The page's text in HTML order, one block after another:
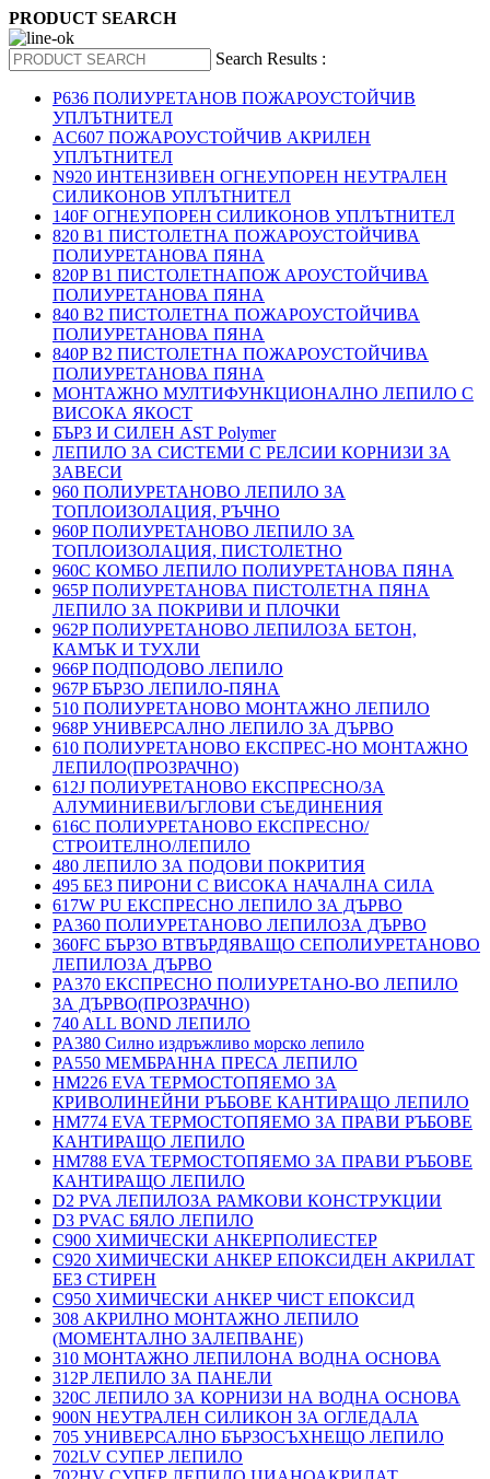
PRODUCT SEARCH
Search Results :
P636 ПОЛИУРЕТАНОВ ПОЖАРОУСТОЙЧИВ
УПЛЪТНИТЕЛ
AC607 ПОЖАРОУСТОЙЧИВ АКРИЛЕН
УПЛЪТНИТЕЛ
N920 ИНТЕНЗИВЕН ОГНЕУПОРЕН НЕУТРАЛЕН
СИЛИКОНОВ УПЛЪТНИТЕЛ
140F ОГНЕУПОРЕН СИЛИКОНОВ УПЛЪТНИТЕЛ
820 B1 ПИСТОЛЕТНА ПОЖАРОУСТОЙЧИВА
ПОЛИУРЕТАНОВА ПЯНА
820P B1 ПИСТОЛЕТНАПОЖ АРОУСТОЙЧИВА
ПОЛИУРЕТАНОВА ПЯНА
840 B2 ПИСТОЛЕТНА ПОЖАРОУСТОЙЧИВА
ПОЛИУРЕТАНОВА ПЯНА
840P B2 ПИСТОЛЕТНА ПОЖАРОУСТОЙЧИВА
ПОЛИУРЕТАНОВА ПЯНА
МОНТАЖНО МУЛТИФУНКЦИОНАЛНО ЛЕПИЛО С
ВИСОКА ЯКОСТ
БЪРЗ И СИЛЕН AST Polymer
ЛЕПИЛО ЗА СИСТЕМИ С РЕЛСИИ КОРНИЗИ ЗА
ЗАВЕСИ
960 ПОЛИУРЕТАНОВО ЛЕПИЛО ЗА
ТОПЛОИЗОЛАЦИЯ, РЪЧНО
960P ПОЛИУРЕТАНОВО ЛЕПИЛО ЗА
ТОПЛОИЗОЛАЦИЯ, ПИСТОЛЕТНО
960C КОМБО ЛЕПИЛО ПОЛИУРЕТАНОВА ПЯНА
965P ПОЛИУРЕТАНОВА ПИСТОЛЕТНА ПЯНА
ЛЕПИЛО ЗА ПОКРИВИ И ПЛОЧКИ
962P ПОЛИУРЕТАНОВО ЛЕПИЛОЗА БЕТОН,
КАМЪК И ТУХЛИ
966P ПОДПОДОВО ЛЕПИЛО
967P БЪРЗО ЛЕПИЛО-ПЯНА
510 ПОЛИУРЕТАНОВО МОНТАЖНО ЛЕПИЛО
968P УНИВЕРСАЛНО ЛЕПИЛО ЗА ДЪРВО
610 ПОЛИУРЕТАНОВО ЕКСПРЕС-НО МОНТАЖНО
ЛЕПИЛО(ПРОЗРАЧНО)
612J ПОЛИУРЕТАНОВО ЕКСПРЕСНО/ЗА
АЛУМИНИЕВИ/ЪГЛОВИ СЪЕДИНЕНИЯ
616C ПОЛИУРЕТАНОВО ЕКСПРЕСНО/
СТРОИТЕЛНО/ЛЕПИЛО
480 ЛЕПИЛО ЗА ПОДОВИ ПОКРИТИЯ
495 БЕЗ ПИРОНИ С ВИСОКА НАЧАЛНА СИЛА
617W PU ЕКСПРЕСНО ЛЕПИЛО ЗА ДЪРВО
PA360 ПОЛИУРЕТАНОВО ЛЕПИЛОЗА ДЪРВО
360FC БЪРЗО ВТВЪРДЯВАЩО СЕПОЛИУРЕТАНОВО
ЛЕПИЛОЗА ДЪРВО
PA370 ЕКСПРЕСНО ПОЛИУРЕТАНО-ВО ЛЕПИЛО
ЗА ДЪРВО(ПРОЗРАЧНО)
740 ALL BOND ЛЕПИЛО
PA380 Силно издръжливо морско лепило
PA550 МЕМБРАННА ПРЕСА ЛЕПИЛО
HM226 EVA ТЕРМОСТОПЯЕМО ЗА
КРИВОЛИНЕЙНИ РЪБОВЕ КАНТИРАЩО ЛЕПИЛО
HM774 EVA ТЕРМОСТОПЯЕМО ЗА ПРАВИ РЪБОВЕ
КАНТИРАЩО ЛЕПИЛО
HM788 EVA ТЕРМОСТОПЯЕМО ЗА ПРАВИ РЪБОВЕ
КАНТИРАЩО ЛЕПИЛО
D2 PVA ЛЕПИЛОЗА РАМКОВИ КОНСТРУКЦИИ
D3 PVAC БЯЛО ЛЕПИЛО
C900 ХИМИЧЕСКИ АНКЕРПОЛИЕСТЕP
C920 ХИМИЧЕСКИ АНКЕР ЕПОКСИДЕН АКРИЛАТ
БЕЗ СТИРЕН
C950 ХИМИЧЕСКИ АНКЕР ЧИСТ ЕПОКСИД
308 АКРИЛНО МОНТАЖНО ЛЕПИЛО
(МОМЕНТАЛНО ЗАЛЕПВАНЕ)
310 МОНТАЖНО ЛЕПИЛОНА ВОДНА ОСНОВА
312P ЛЕПИЛО ЗА ПАНЕЛИ
320C ЛЕПИЛО ЗА КОРНИЗИ НА ВОДНА ОСНОВА
900N НЕУТРАЛЕН СИЛИКОН ЗА ОГЛЕДАЛА
705 УНИВЕРСАЛНО БЪРЗОСЪХНЕЩО ЛЕПИЛО
702LV СУПЕР ЛЕПИЛО